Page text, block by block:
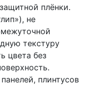
плёнки.
не
текстуру
цвета без
плинтусов